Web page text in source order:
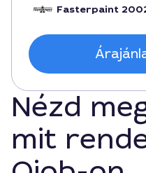
Fasterpaint
Nézd
mit